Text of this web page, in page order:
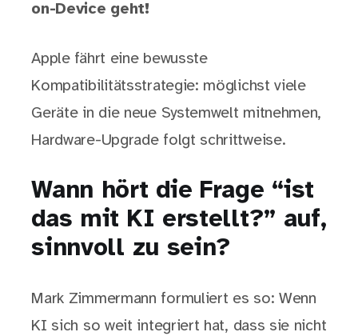
on-Device geht!
Apple fährt eine bewusste
Kompatibilitätsstrategie: möglichst viele
Geräte in die neue Systemwelt mitnehmen,
Hardware-Upgrade folgt schrittweise.
Wann hört die Frage “ist
das mit KI erstellt?” auf,
sinnvoll zu sein?
Mark Zimmermann formuliert es so: Wenn
KI sich so weit integriert hat, dass sie nicht